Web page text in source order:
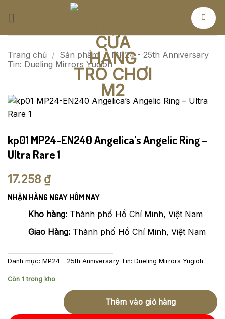
Trang chủ / Sản phẩm / MP24 - 25th Anniversary
Tin: Dueling Mirrors Yugioh
kp01 MP24-EN240 Angelica’s Angelic Ring –
Ultra Rare 1
17.258 ₫
NHẬN HÀNG NGAY HÔM NAY
Kho hàng: Thành phố Hồ Chí Minh, Việt Nam
Giao Hàng: Thành phố Hồ Chí Minh, Việt Nam
Danh mục: MP24 - 25th Anniversary Tin: Dueling Mirrors Yugioh
Còn 1 trong kho
Thêm vào giỏ hàng